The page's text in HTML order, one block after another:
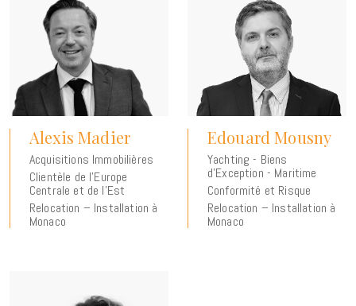
Alexis Madier
Acquisitions Immobilières
Clientèle de l’Europe
Centrale et de l’Est
Relocation – Installation à
Monaco
Edouard Mousny
Yachting - Biens
d’Exception - Maritime
Conformité et Risque
Relocation – Installation à
Monaco